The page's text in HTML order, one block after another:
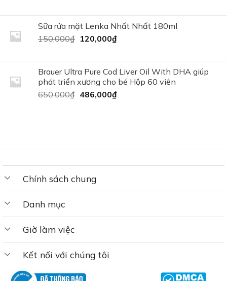
40,000₫.là:
35,000₫.
Sữa rửa mặt Lenka Nhất Nhất 180ml
150,000₫ Giá
150,000₫.
120,000₫Giá
là:
120,000₫.
Brauer Ultra Pure Cod Liver Oil With DHA giúp
phát triển xương cho bé Hộp 60 viên
650,000₫ Giá
486,000₫Giá
Chính sách chung
Danh mục
Giờ làm việc
Kết nối với chúng tôi